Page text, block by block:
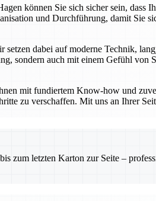
können Sie sich sicher sein, dass
und Durchführung, damit Sie
dabei auf moderne Technik,
sondern auch mit einem Gefühl von
mit fundiertem Know-how und
zu verschaffen. Mit uns an Ihrer
zum letzten Karton zur Seite –